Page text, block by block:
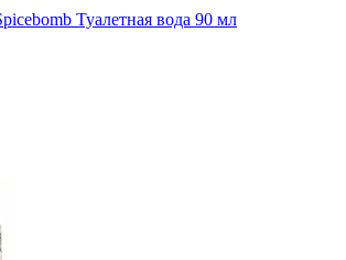
Туалетная вода 90 мл